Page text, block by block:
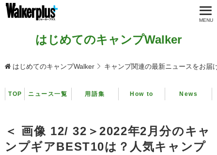
はじめてのキャンプWalker
はじめてのキャンプWalker キャンプ関連の最新ニュースをお届
TOP ニュース一覧 用語集 How to News
＜ 画像 12/ 32＞2022年2月分のキャ
ンプギアBEST10は？人気キャンプ